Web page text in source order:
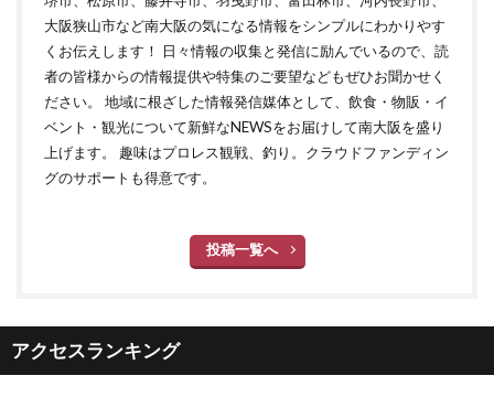
大阪狭山市など南大阪の気になる情報をシンプルにわかりやす
くお伝えします！ 日々情報の収集と発信に励んでいるので、読
者の皆様からの情報提供や特集のご要望などもぜひお聞かせく
ださい。 地域に根ざした情報発信媒体として、飲食・物販・イ
ベント・観光について新鮮なNEWSをお届けして南大阪を盛り
上げます。 趣味はプロレス観戦、釣り。クラウドファンディン
グのサポートも得意です。
投稿一覧へ
アクセスランキング